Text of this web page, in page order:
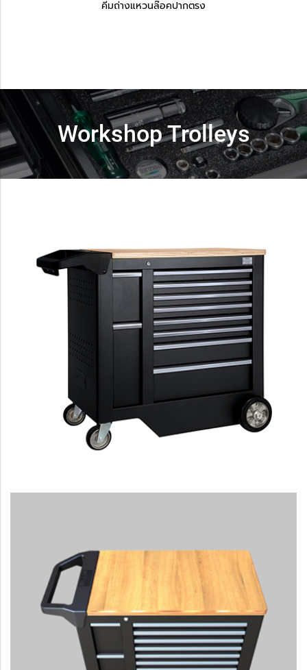
คีมถ่างแหวนล๊อคปากตรง
Workshop Trolleys